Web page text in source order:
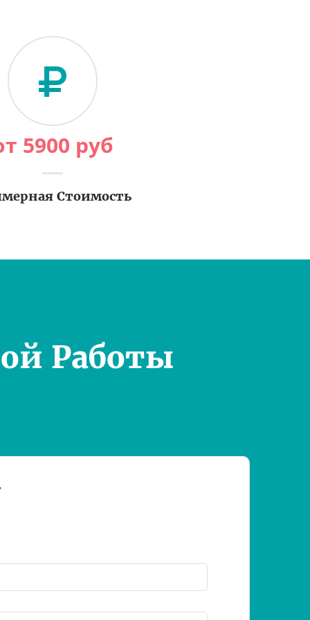
5900 руб
Стоимость
Работы